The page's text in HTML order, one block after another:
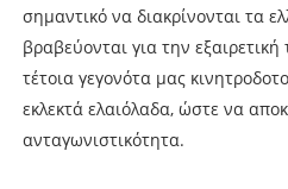
σημαντικό να διακρίνονται τα
βραβεύονται για την
τέτοια γεγονότα μας
εκλεκτά ελαιόλαδα, ώστε να
ανταγωνιστικότητα.